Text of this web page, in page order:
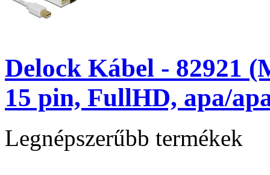
Delock Kábel - 82921
15 pin, FullHD, apa/
Legnépszerűbb termékek